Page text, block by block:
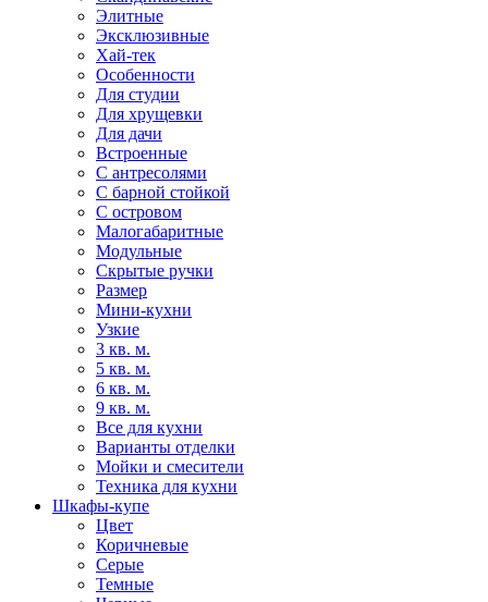
Элитные
Эксклюзивные
Хай-тек
Особенности
Для студии
Для хрущевки
Для дачи
Встроенные
С антресолями
С барной стойкой
С островом
Малогабаритные
Модульные
Скрытые ручки
Размер
Мини-кухни
Узкие
3 кв. м.
5 кв. м.
6 кв. м.
9 кв. м.
Все для кухни
Варианты отделки
Мойки и смесители
Техника для кухни
Шкафы-купе
Цвет
Коричневые
Серые
Темные